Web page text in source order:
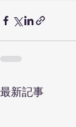
最新記事